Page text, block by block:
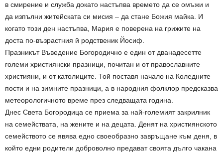
в смирение и служба докато настъпва времето да се омъжи и
да изпълни житейската си мисия – да стане Божия майка. И
когато този ден настъпва, Мария е поверена на грижите на
доста по-възрастния й родственик Йосиф.
Празникът Въведение Богородично е един от дванадесетте
големи християнски празници, почитан и от православните
християни, и от католиците. Той поставя начало на Коледните
пости и на зимните празници, а в народния фолклор предсказва
метеорологичното време през следващата година.
Днес Света Богородица се приема за най-големият закрилник
на семействата, на жените и на децата. Денят на християнското
семейството се явява едно своеобразно завръщане към деня, в
който едни родители доброволно предават своята дълго чакана